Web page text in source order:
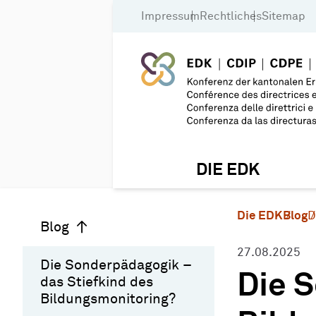
Impressum RechtlichesSitemap
DIE EDK
Blog
Die Sonderpädagogik –
das Stiefkind des
Bildungsmonitoring?
Die EDKBlog
27.08.2025
Die